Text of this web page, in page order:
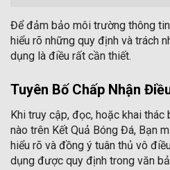
Để đảm bảo môi trường thông
hiểu rõ những quy định và trách
dụng là điều rất cần thiết.
Tuyên Bố Chấp Nhận
Khi truy cập, đọc, hoặc khai
nào trên Kết Quả Bóng Đá, Bạn
hiểu rõ và đồng ý tuân thủ vô
dụng được quy định trong văn